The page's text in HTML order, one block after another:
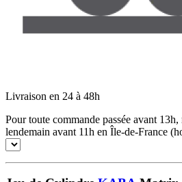
Livraison en 24 à 48h
Pour toute commande passée avant
lendemain avant 11h en Île-de-France